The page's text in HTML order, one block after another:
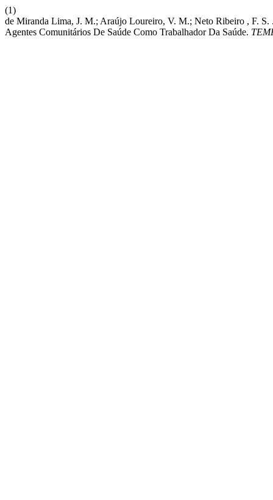
(1)
de Miranda Lima, J. M.; Araújo Loureiro, V. M.; Neto Ribeiro , F.
Agentes Comunitários De Saúde Como Trabalhador Da Saúde.